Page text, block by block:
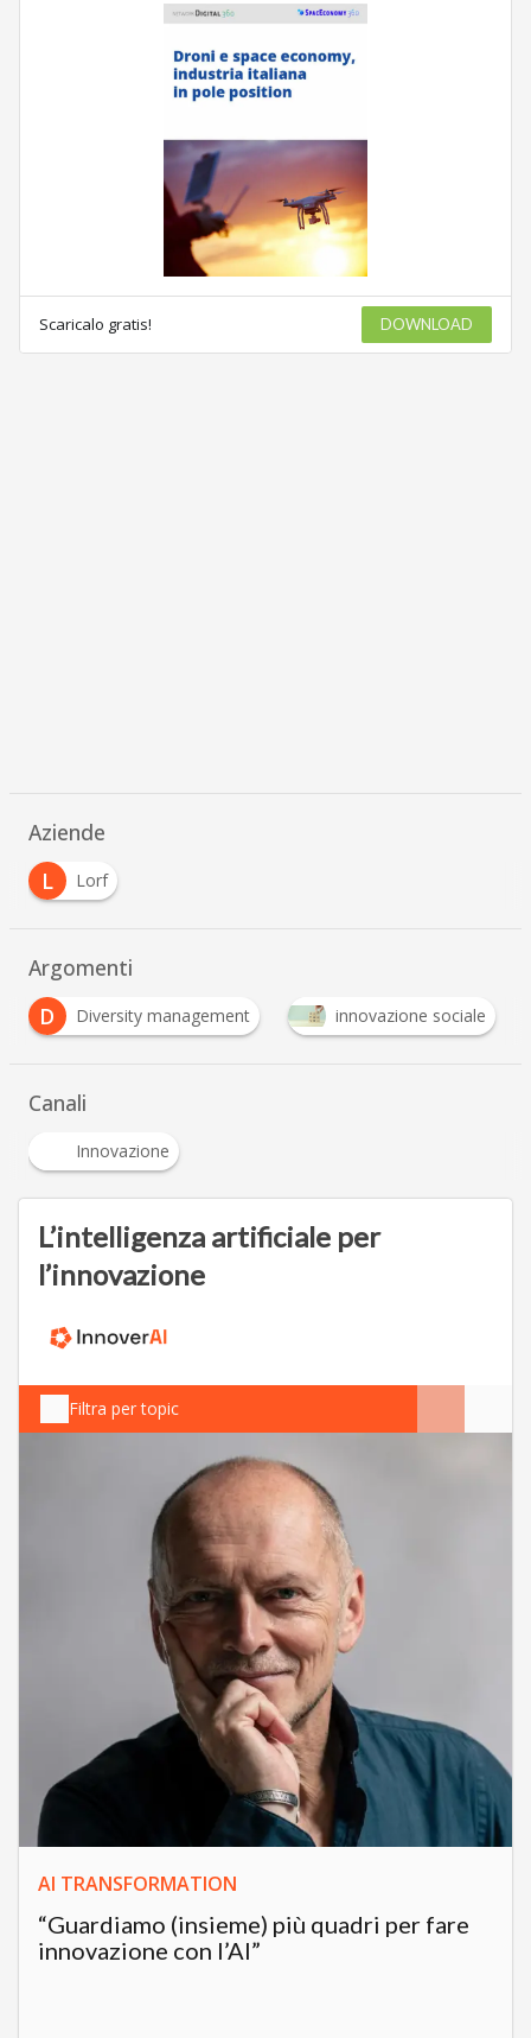
Scaricalo gratis! DOWNLOAD
Aziende
L
Lorf
Argomenti
innovazione sociale Intelligenza Artificiale
Canali
Innovazione
L’intelligenza artificiale per
l’innovazione
Filtra per topic
AI TRANSFORMATION
“Guardiamo (insieme) più quadri per fare
innovazione con l’AI”